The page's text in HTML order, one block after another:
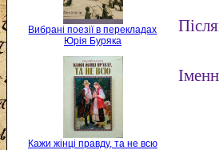
Вибрані поезії в перекладах
Юрія Буряка
Кажи жінці правду, та не всю